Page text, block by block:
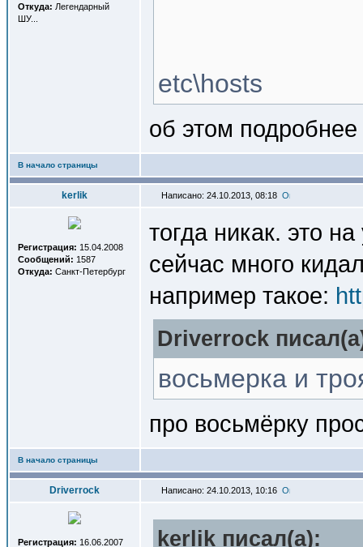
Откуда: Легендарный
ШУ...
etc\hosts
об этом
В начало страницы
kerlik Написано: 24.10.2013, 08:18
Регистрация: 15.04.2008
Сообщений: 1587
Откуда: Санкт-Петербург
тогда никак. это
сейчас много
например такое:
Driverrock
восьмерка и
про восьмёрку
В начало страницы
Driverrock Написано: 24.10.2013, 10:16
Регистрация: 16.06.2007 kerlik писал(a):